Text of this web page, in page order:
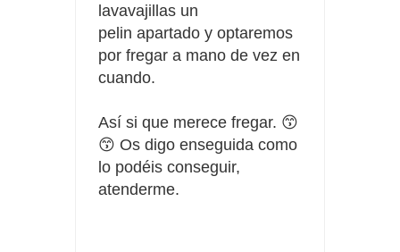
lavavajillas un
pelin apartado y optaremos
por fregar a mano de vez en
cuando.
Así si que merece fregar. 😙
😙 Os digo enseguida como
lo podéis conseguir,
atenderme.